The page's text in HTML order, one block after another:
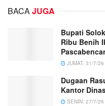
BACAJUGA
Bupati
Ribu Benih
JUMAT, 31/7/
Dugaan
Kantor
SENIN, 27/7/